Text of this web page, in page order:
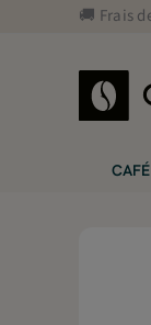
🚚 Frais
CAFÉ